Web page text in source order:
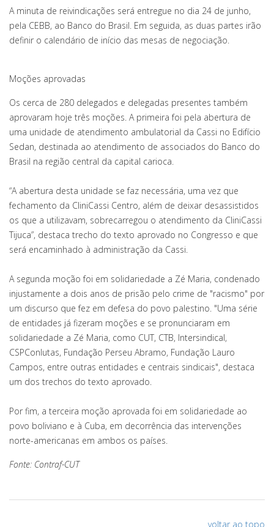
A minuta de reivindicações será entregue no dia 24 de junho,
pela CEBB, ao Banco do Brasil. Em seguida, as duas partes irão
definir o calendário de início das mesas de negociação.
Moções aprovadas
Os cerca de 280 delegados e delegadas presentes também
aprovaram hoje três moções. A primeira foi pela abertura de
uma unidade de atendimento ambulatorial da Cassi no Edifício
Sedan, destinada ao atendimento de associados do Banco do
Brasil na região central da capital carioca.
“A abertura desta unidade se faz necessária, uma vez que
fechamento da CliniCassi Centro, além de deixar desassistidos
os que a utilizavam, sobrecarregou o atendimento da CliniCassi
Tijuca”, destaca trecho do texto aprovado no Congresso e que
será encaminhado à administração da Cassi.
A segunda moção foi em solidariedade a Zé Maria, condenado
injustamente a dois anos de prisão pelo crime de "racismo" por
um discurso que fez em defesa do povo palestino. "Uma série
de entidades já fizeram moções e se pronunciaram em
solidariedade a Zé Maria, como CUT, CTB, Intersindical,
CSPConlutas, Fundação Perseu Abramo, Fundação Lauro
Campos, entre outras entidades e centrais sindicais", destaca
um dos trechos do texto aprovado.
Por fim, a terceira moção aprovada foi em solidariedade ao
povo boliviano e à Cuba, em decorrência das intervenções
norte-americanas em ambos os países.
Fonte: Contraf-CUT
voltar ao topo